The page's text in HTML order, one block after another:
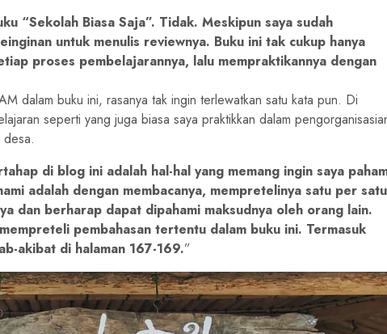
“Sekolah Biasa Saja”. Tidak. Meskipun saya sudah
untuk menulis reviewnya. Buku ini tak cukup hanya
proses pembelajarannya, lalu mempraktikannya dengan
dalam buku ini, rasanya tak ingin terlewatkan satu kata pun. Di
seperti yang juga biasa saya praktikkan dalam
di blog ini adalah hal-hal yang memang ingin saya
adalah dengan membacanya, mempretelinya satu per satu
dan berharap dapat dipahami maksudnya oleh orang lain.
pembahasan tertentu dalam buku ini. Termasuk
akibat di halaman 167-169.